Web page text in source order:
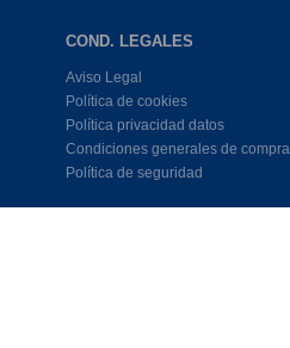
COND. LEGALES
Aviso Legal
Política de cookies
Política privacidad datos
Condiciones generales de compra
Política de seguridad